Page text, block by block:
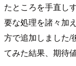
たところを手直し
要な処理を諸々加
方で追加しました/
てみた結果、期待